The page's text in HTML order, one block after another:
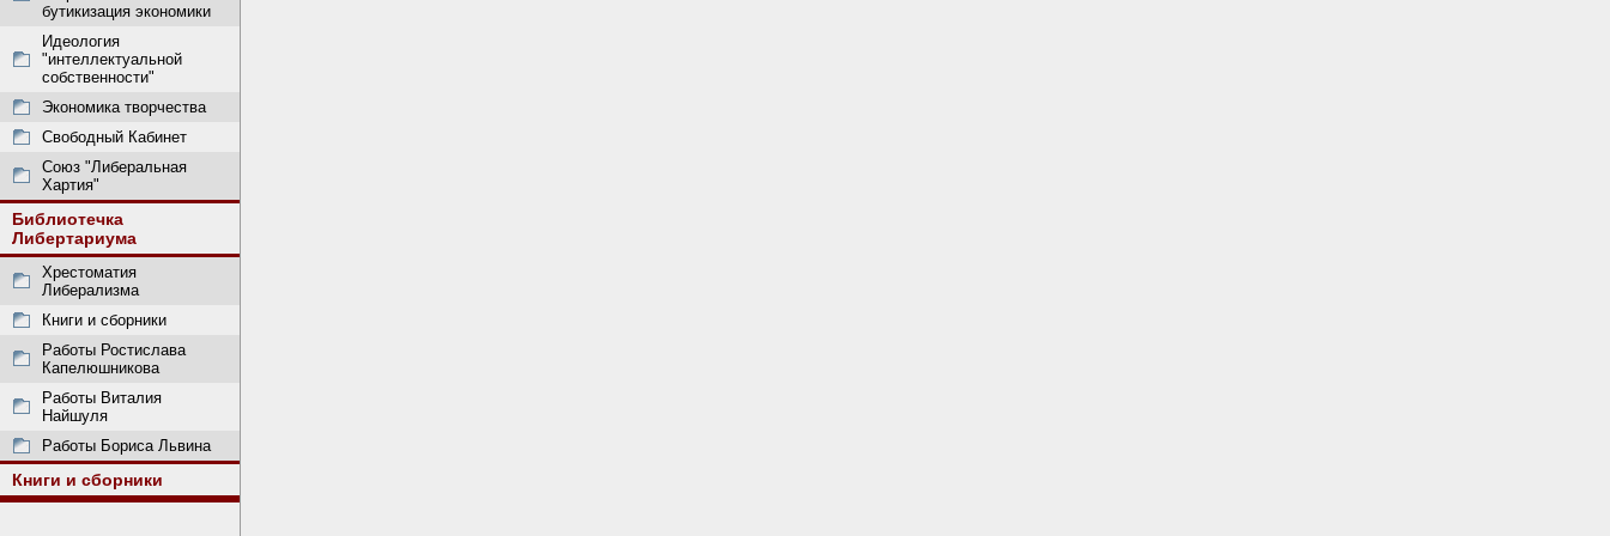
бутикизация экономики
Идеология
"интеллектуальной
собственности"
Экономика творчества
Свободный Кабинет
Союз "Либеральная
Хартия"
Библиотечка
Либертариума
Хрестоматия
Либерализма
Книги и сборники
Работы Ростислава
Капелюшникова
Работы Виталия
Найшуля
Работы Бориса Львина
Книги и сборники